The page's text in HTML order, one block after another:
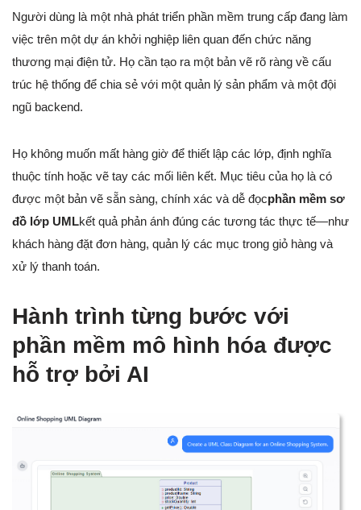
Người dùng là một nhà phát triển phần mềm trung cấp đang làm
việc trên một dự án khởi nghiệp liên quan đến chức năng
thương mại điện tử. Họ cần tạo ra một bản vẽ rõ ràng về cấu
trúc hệ thống để chia sẻ với một quản lý sản phẩm và một đội
ngũ backend.
Họ không muốn mất hàng giờ để thiết lập các lớp, định nghĩa
thuộc tính hoặc vẽ tay các mối liên kết. Mục tiêu của họ là có
được một bản vẽ sẵn sàng, chính xác và dễ đọcphần mềm sơ
đồ lớp UMLkết quả phản ánh đúng các tương tác thực tế—như
khách hàng đặt đơn hàng, quản lý các mục trong giỏ hàng và
xử lý thanh toán.
Hành trình từng bước với
phần mềm mô hình hóa được
hỗ trợ bởi AI